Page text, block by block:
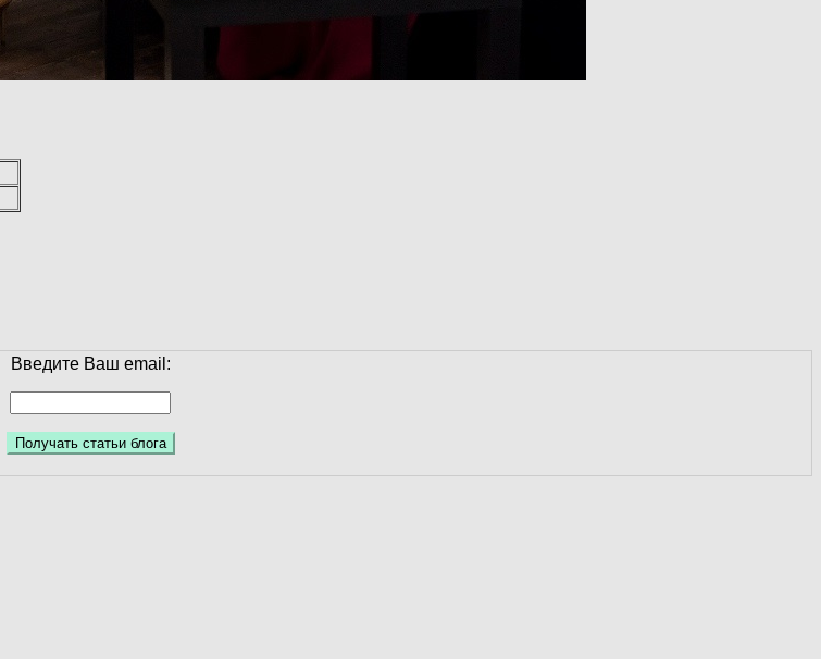
Введите Ваш email: